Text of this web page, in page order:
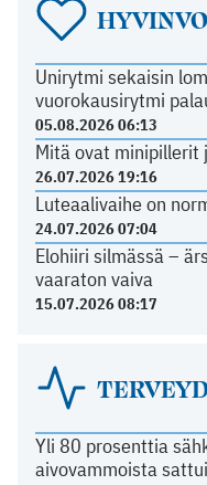
Unirytmi sekaisin
vuorokausirytmi
05.08.2026 06:13
Mitä ovat minipillerit
26.07.2026 19:16
Luteaalivaihe on
24.07.2026 07:04
Elohiiri silmässä –
vaaraton vaiva
15.07.2026 08:17
Yli 80 prosenttia
aivovammoista